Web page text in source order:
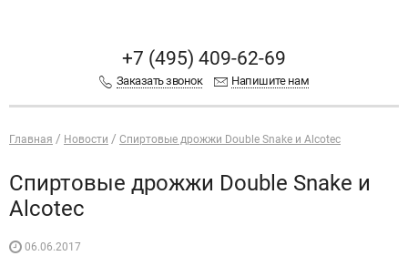
+7 (495) 409-62-69
Заказать звонок Напишите нам
Главная Новости Спиртовые дрожжи Double Snake и Alcotec
Спиртовые дрожжи Double Snake и
Alcotec
06.06.2017